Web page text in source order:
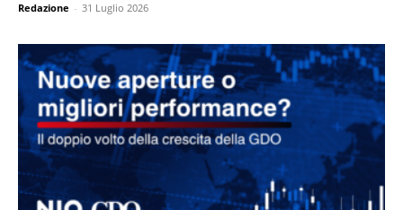
Redazione - 31 Luglio 2026